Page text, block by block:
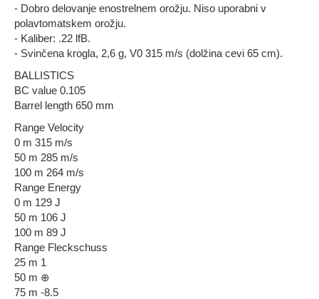
- Dobro delovanje enostrelnem orožju. Niso uporabni v
polavtomatskem orožju.
- Kaliber: .22 lfB.
- Svinčena krogla, 2,6 g, V0 315 m/s (dolžina cevi 65 cm).
BALLISTICS
BC value 0.105
Barrel length 650 mm
Range Velocity
0 m 315 m/s
50 m 285 m/s
100 m 264 m/s
Range Energy
0 m 129 J
50 m 106 J
100 m 89 J
Range Fleckschuss
25 m 1
50 m ⊕
75 m -8.5